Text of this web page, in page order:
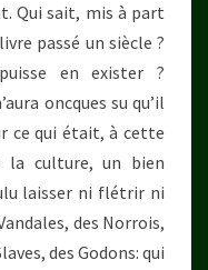
Qui sait, mis à part
passé un siècle ?
en exister ?
oncques su qu’il
ce qui était, à cette
la culture, un bien
laisser ni flétrir ni
des Norrois,
des Godons: qui